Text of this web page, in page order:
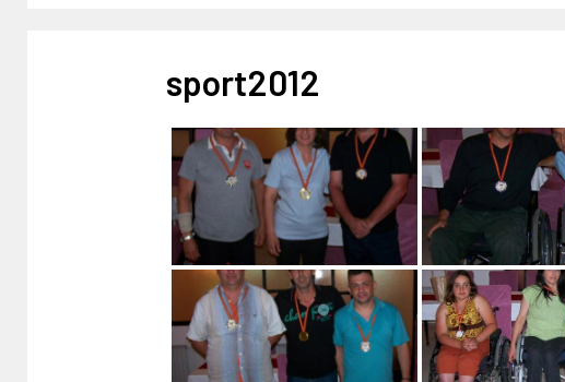
sport2012